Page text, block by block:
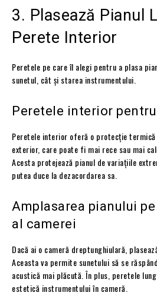
3. Plasează Pianul
Perete Interior
Peretele pe care îl alegi pentru a plasa
sunetul, cât și starea instrumentului.
Peretele interior
Peretele interior oferă o protecție
exterior, care poate fi mai rece sau mai
Acesta protejează pianul de variațiile
putea duce la dezacordarea sa.
Amplasarea pianului
al camerei
Dacă ai o cameră dreptunghiulară,
Aceasta va permite sunetului să se
acustică mai plăcută. În plus, peretele
estetică instrumentului în cameră.